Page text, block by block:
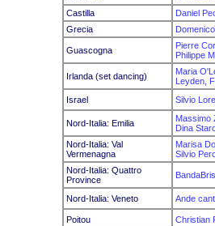
Castilla
Daniel
Grecia
Guascogna
Pierre
Philippe
Irlanda (set dancing)
Maria
Leyden,
Israel
Silvio
Nord-Italia: Emilia
Massimo
Dina
Nord-Italia: Val
Vermenagna
Marisa
Silvio
Nord-Italia: Quattro
Province
Nord-Italia: Veneto Ande
Poitou Christian